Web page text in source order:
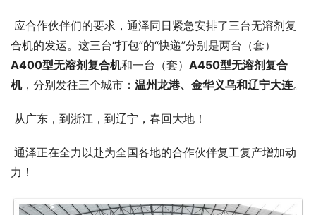
合机的发运。这三台“打包”的“快递”分别是两台（套）
A400型无溶剂复合机和一台（套） A450型无溶剂复合
机，分别发往三个城市： 温州龙港、金华义乌和辽宁大连。
从广东，到浙江，到辽宁，春回大地！
力！